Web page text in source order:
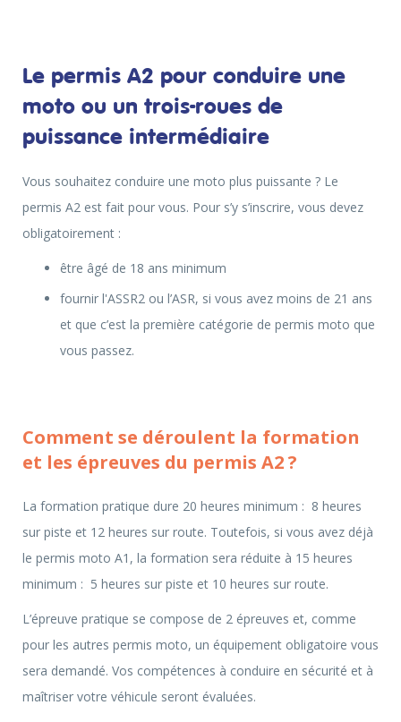
Le permis A2 pour conduire une
moto ou un trois-roues de
puissance intermédiaire
Vous souhaitez conduire une moto plus puissante ? Le
permis A2 est fait pour vous. Pour s’y s’inscrire, vous devez
obligatoirement :
être âgé de 18 ans minimum
fournir l'ASSR2 ou l’ASR, si vous avez moins de 21 ans
et que c’est la première catégorie de permis moto que
vous passez.
Comment se déroulent la formation
et les épreuves du permis A2 ?
La formation pratique dure 20 heures minimum : 8 heures
sur piste et 12 heures sur route. Toutefois, si vous avez déjà
le permis moto A1, la formation sera réduite à 15 heures
minimum : 5 heures sur piste et 10 heures sur route.
L’épreuve pratique se compose de 2 épreuves et, comme
pour les autres permis moto, un équipement obligatoire vous
sera demandé. Vos compétences à conduire en sécurité et à
maîtriser votre véhicule seront évaluées.